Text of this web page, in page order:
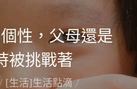
性，父母還是
被挑戰著
[生活]生活點滴